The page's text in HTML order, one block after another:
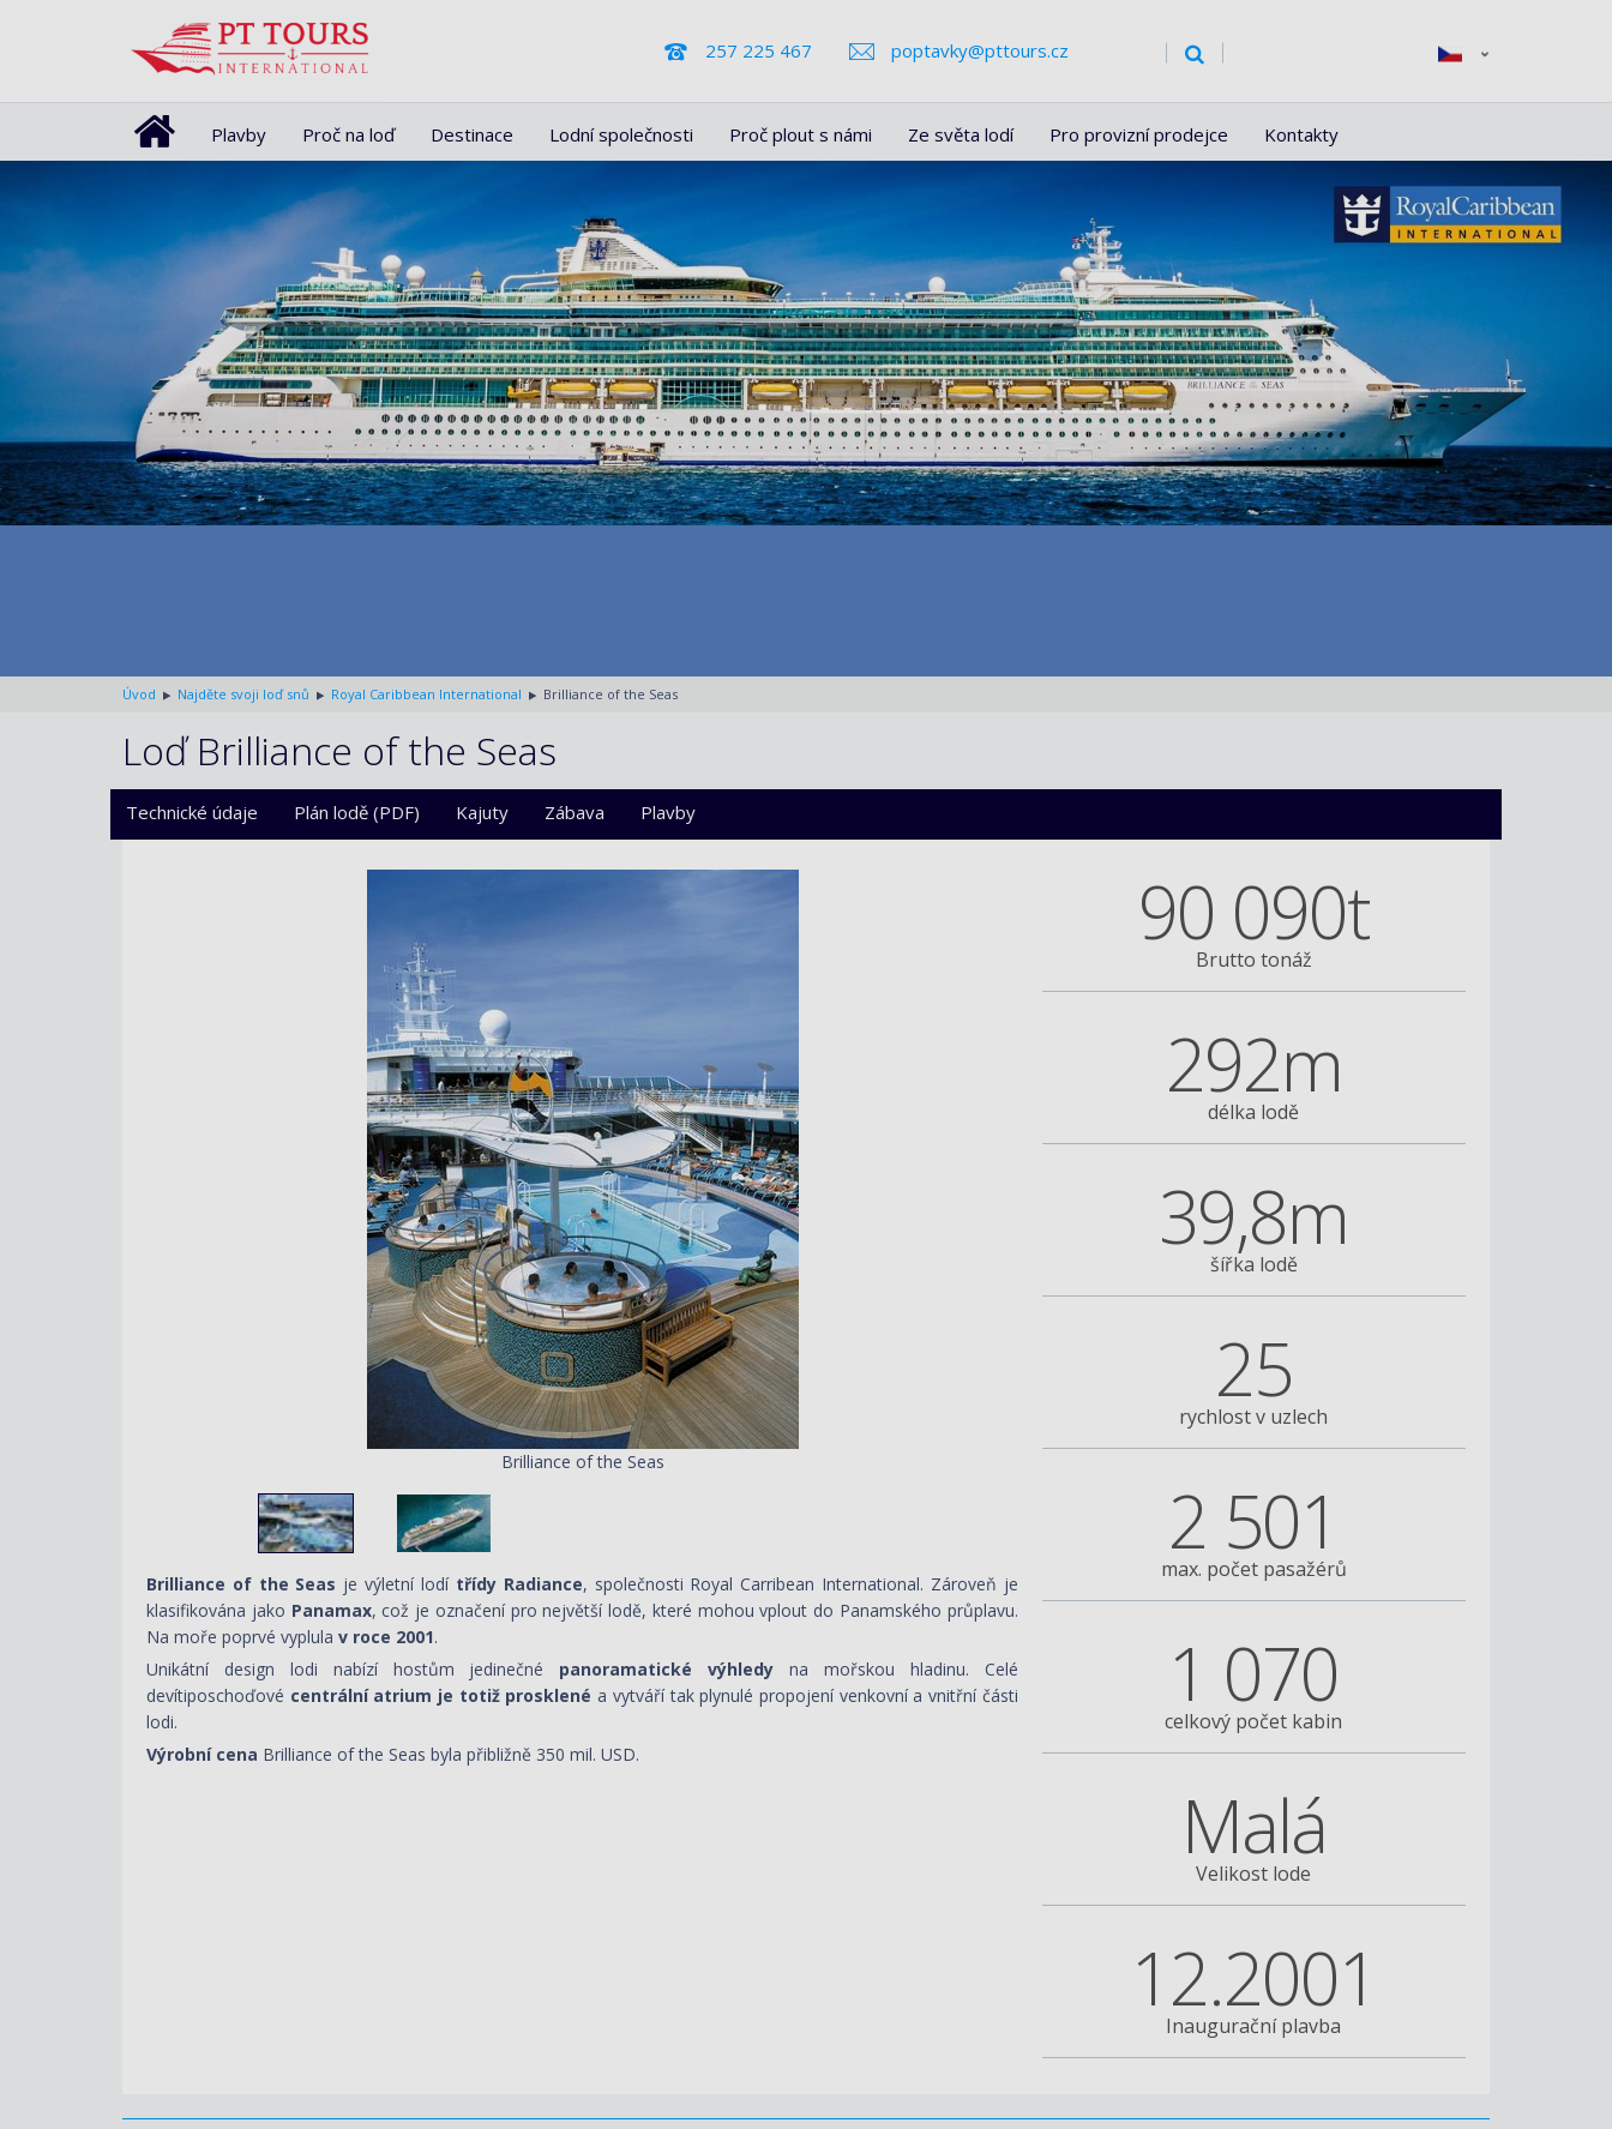
257 225 467 poptavky@pttours.cz
Plavby Proč na loď Destinace Lodní společnosti Proč plout s námi Ze světa lodí Pro provizní prodejce Kontakty
Úvod Najděte svoji loď snů Royal Caribbean International Brilliance of the Seas
Loď Brilliance of the Seas
Technické údaje Plán lodě (PDF) Kajuty Zábava Plavby
Brilliance of the Seas
Brilliance of the Seas je výletní lodí třídy Radiance, společnosti Royal Carribean International. Zároveň je
klasifikována jako Panamax, což je označení pro největší lodě, které mohou vplout do Panamského průplavu.
Na moře poprvé vyplula v roce 2001.
Unikátní design lodi nabízí hostům jedinečné panoramatické výhledy na mořskou hladinu. Celé
devítiposchoďové centrální atrium je totiž prosklené a vytváří tak plynulé propojení venkovní a vnitřní části
lodi.
Výrobní cena Brilliance of the Seas byla přibližně 350 mil. USD.
90 090t
Brutto tonáž
292m
délka lodě
39,8m
šířka lodě
25
rychlost v uzlech
2 501
max. počet pasažérů
1 070
celkový počet kabin
Malá
Velikost lode
12.2001
Inaugurační plavba